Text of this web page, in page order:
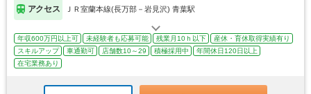
アクセス ＪＲ室蘭本線(長万部－岩見沢) 青葉駅
年収600万円以上可 未経験者も応募可能 残業月10ｈ以下
産休・育休取得実績有り
スキルアップ
車通勤可 店舗数10～29 積極採用中
年間休日120日以上
在宅業務あり